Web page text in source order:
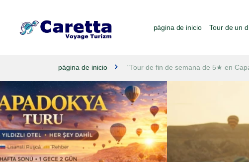
página de inicio Tour de un
página de inicio "Tour de fin de semana de 5★ en